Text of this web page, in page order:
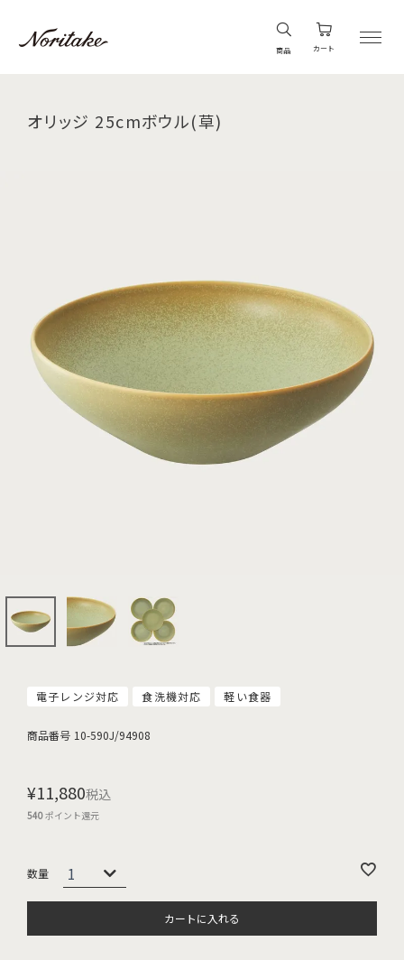
商品 カート
オリッジ 25cmボウル(草)
電子レンジ対応 食洗機対応 軽い食器
商品番号 10-590J/94908
¥11,880税込
540ポイント還元
カートに入れる